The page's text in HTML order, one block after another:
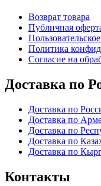
Возврат товара
Публичная
Политика
Согласие на
Доставка по
Доставка по
Доставка по
Доставка по
Доставка по
Доставка по
Контакты